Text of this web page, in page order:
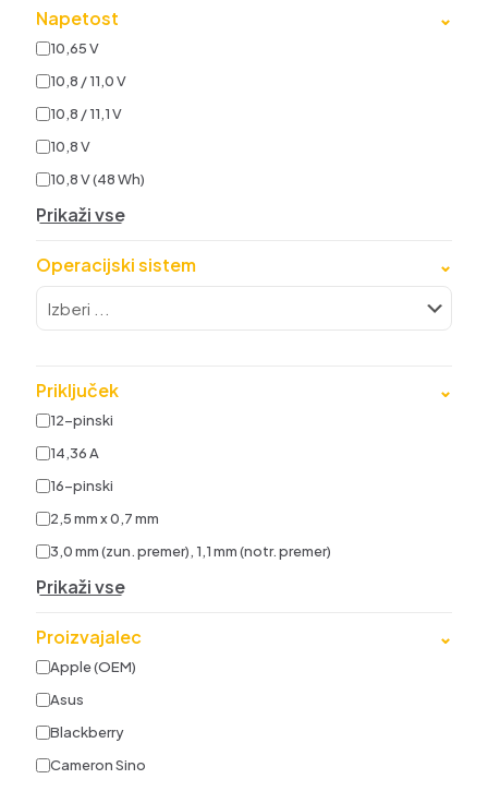
Napetost ⌄
10,65 V
10,8 / 11,0 V
10,8 / 11,1 V
10,8 V
10,8 V (48 Wh)
Prikaži vse
Operacijski sistem ⌄
Priključek ⌄
12-pinski
14,36 A
16-pinski
2,5 mm x 0,7 mm
3,0 mm (zun. premer), 1,1 mm (notr. premer)
Prikaži vse
Proizvajalec ⌄
Apple (OEM)
Asus
Blackberry
Cameron Sino